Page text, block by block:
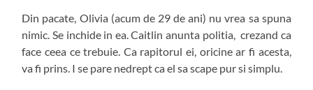
Din pacate, Olivia (acum de 29 de ani) nu vrea sa spuna
nimic. Se inchide in ea. Caitlin anunta politia, crezand ca
face ceea ce trebuie. Ca rapitorul ei, oricine ar fi acesta,
va fi prins. I se pare nedrept ca el sa scape pur si simplu.